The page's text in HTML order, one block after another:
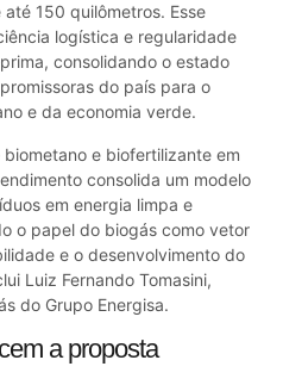
150 quilômetros. Esse
logística e regularidade
consolidando o estado
do país para o
e da economia verde.
e biofertilizante em
consolida um modelo
em energia limpa e
o papel do biogás como vetor
e o desenvolvimento do
Luiz Fernando Tomasini,
do Grupo Energisa.
a proposta